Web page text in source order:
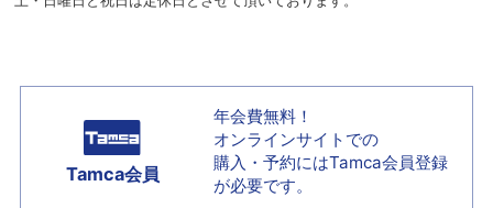
Tamca会員
年会費無料！
オンラインサイトでの
購入・予約にはTamca会員登録
が必要です。